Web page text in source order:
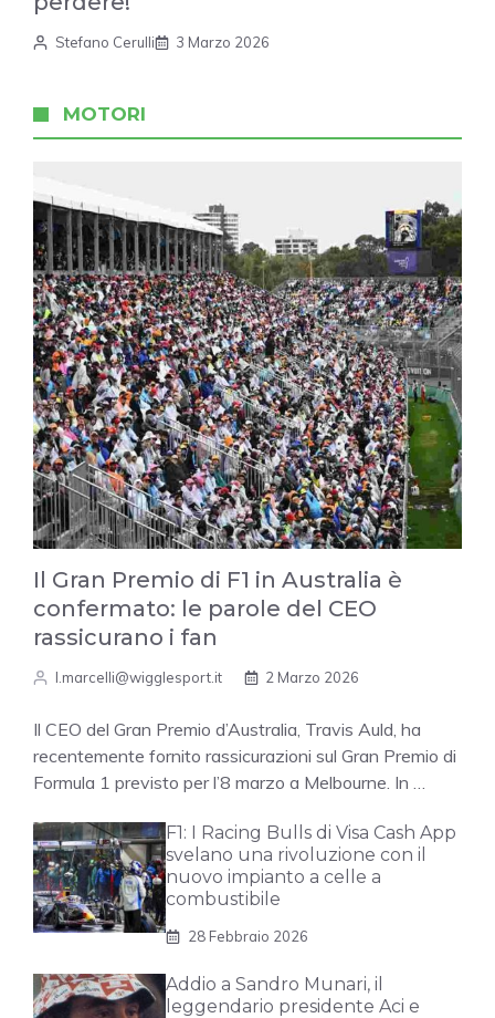
Stefano Cerulli 3 Marzo 2026
MOTORI
Il Gran Premio di F1 in Australia è
confermato: le parole del CEO
rassicurano i fan
l.marcelli@wigglesport.it 2 Marzo 2026
Il CEO del Gran Premio d’Australia, Travis Auld, ha
recentemente fornito rassicurazioni sul Gran Premio di
Formula 1 previsto per l’8 marzo a Melbourne. In …
F1: I Racing Bulls di Visa Cash App
svelano una rivoluzione con il
nuovo impianto a celle a
combustibile
28 Febbraio 2026
Addio a Sandro Munari, il
leggendario presidente Aci e